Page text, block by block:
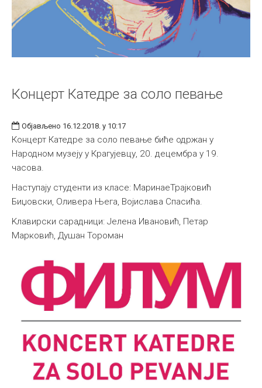
Концерт Катедре за соло певање
Објављено 16.12.2018. у 10:17
Концерт Катедре за соло певање биће одржан у
Народном музеју у Крагујевцу, 20. децембра у 19.
часова.
Наступају студенти из класе: МаринаеТрајковић
Биџовски, Оливера Њега, Војислава Спасића.
Kлавирски сарадници: Јелена Ивановић, Петар
Марковић, Душан Тороман